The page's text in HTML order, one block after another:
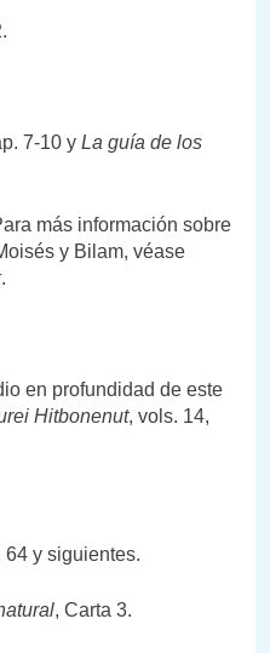
7-10 y La guía de los
más información sobre
y Bilam, véase
.
en profundidad de este
Hitbonenut, vols. 14,
y siguientes.
, Carta 3.